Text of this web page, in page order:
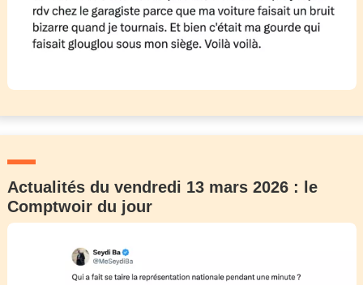
Actualités du vendredi 13 mars 2026 : le
Comptwoir du jour